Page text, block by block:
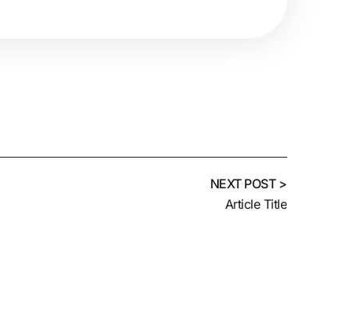
NEXT POST >
Article Title